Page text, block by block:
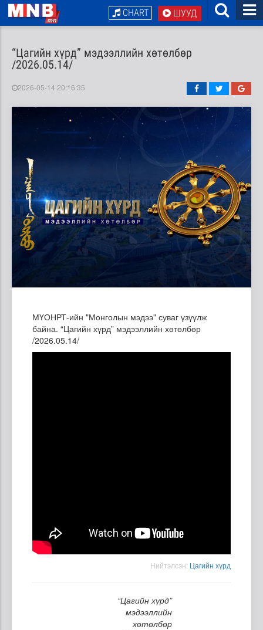
ШУУД
CHART
“Цагийн хүрд” мэдээллийн хөтөлбөр
/2026.05.14/
2026-05-14 20:16:35
МҮОНРТ-ийн "Монголын мэдээ" суваг үзүүлж
байна. “Цагийн хүрд” мэдээллийн хөтөлбөр
/2026.05.14/
Нийтэлсэн: Цагийн хүрд
“Цагийн хүрд”
мэдээллийн
хөтөлбөр